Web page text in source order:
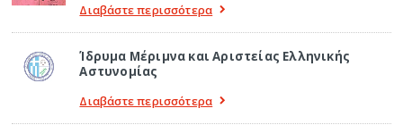
Διαβάστε περισσότερα
Ίδρυμα Μέριμνα και Αριστείας Ελληνικής
Αστυνομίας
Διαβάστε περισσότερα